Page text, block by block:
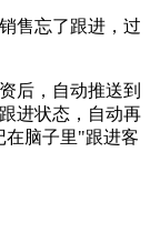
售忘了跟进，过
后，自动推送到
进状态，自动再
在脑子里"跟进客